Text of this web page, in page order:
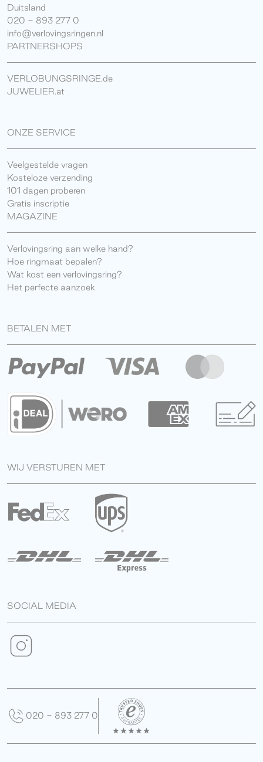
Duitsland
020 - 893 277 0
info@verlovingsringen.nl
PARTNERSHOPS
VERLOBUNGSRINGE.de
JUWELIER.at
ONZE SERVICE
Veelgestelde vragen
Kosteloze verzending
101 dagen proberen
Gratis inscriptie
MAGAZINE
Verlovingsring aan welke hand?
Hoe ringmaat bepalen?
Wat kost een verlovingsring?
Het perfecte aanzoek
BETALEN MET
WIJ VERSTUREN MET
SOCIAL MEDIA
020 - 893 277 0